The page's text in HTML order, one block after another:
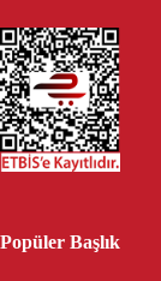
Popüler Başlık